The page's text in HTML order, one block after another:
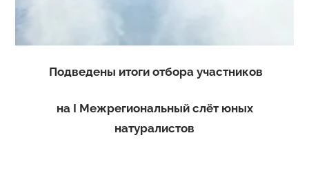
Подведены итоги отбора участников
на I Межрегиональный слёт юных
натуралистов